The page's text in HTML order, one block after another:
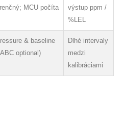
MCU počíta
výstup ppm /
%LEL
& baseline
optional)
Dlhé intervaly
medzi
kalibráciami